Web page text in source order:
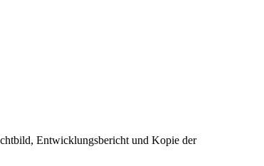
Entwicklungsbericht und Kopie der